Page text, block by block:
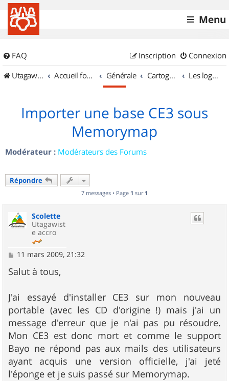
Menu
FAQ Connexion
Inscription
UtagawaVTT (Randos VTT et VTTAE avec traces GPS)
Accueil forum Générale Cartographie et GPS Les logiciels
Importer une base CE3 sous
Memorymap
Modérateur : Modérateurs des Forums
Répondre
7 messages • Page 1 sur 1
Scolette
Utagawist
e accro
M
s
s
g
e
11 mars 2009, 21:32
Salut à tous,
J'ai essayé d'installer CE3 sur mon nouveau
portable (avec les CD d'origine !) mais j'ai un
message d'erreur que je n'ai pas pu résoudre.
Mon CE3 est donc mort et comme le support
Bayo ne répond pas aux mails des utilisateurs
ayant acquis une version officielle, j'ai jeté
l'éponge et je suis passé sur Memorymap.